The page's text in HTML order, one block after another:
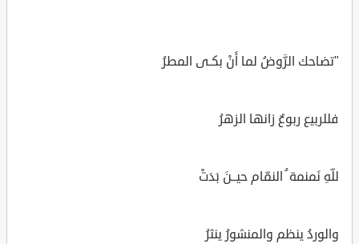
"تضاحك الرَّوضُ لما أَنْ بكـى المطرُ
فللربيع ربوعٌ زانها الزهرُ
للّهِ نَمنمة ُ النمّام حيــنَ بَدَتْ
والوردُ ينظم والمنشورُ ينثرُ